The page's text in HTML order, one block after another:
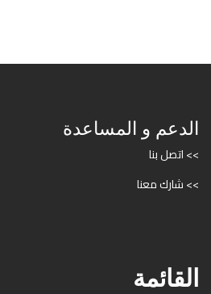
الدعم و المساعدة
>> اتصل بنا
>> شارك معنا
القائمة